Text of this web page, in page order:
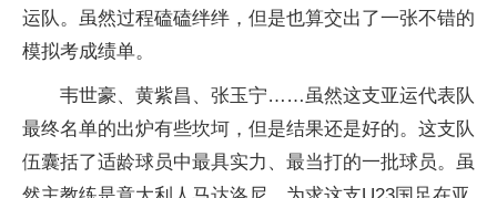
运队。虽然过程磕磕绊绊，但是也算交出了一张不错的
模拟考成绩单。
韦世豪、黄紫昌、张玉宁……虽然这支亚运代表队
最终名单的出炉有些坎坷，但是结果还是好的。这支队
伍囊括了适龄球员中最具实力、最当打的一批球员。虽